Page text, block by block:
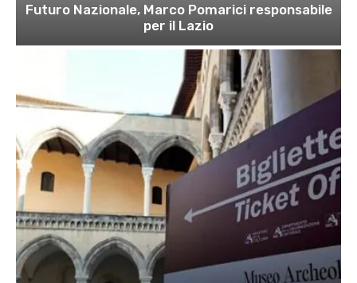
Futuro Nazionale, Marco Pomarici responsabile
per il Lazio